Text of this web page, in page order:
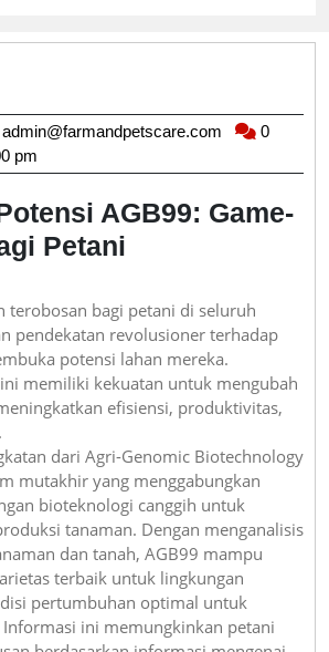
admin@farmandpetscare.com
0
pm
AGB99: Game-
Petani
terobosan bagi petani di seluruh
pendekatan revolusioner terhadap
potensi lahan mereka.
memiliki kekuatan untuk mengubah
efisiensi, produktivitas,
dari Agri-Genomic Biotechnology
mutakhir yang menggabungkan
bioteknologi canggih untuk
tanaman. Dengan menganalisis
dan tanah, AGB99 mampu
terbaik untuk lingkungan
pertumbuhan optimal untuk
ini memungkinkan petani